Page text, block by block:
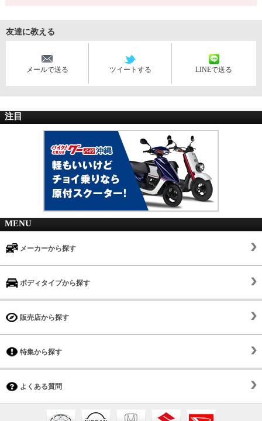
友達に教える
メールで送る ツイートする LINEで送る
注目
MENU
メーカーから探す
ボディタイプから探す
販売店から探す
特集から探す
よくある質問